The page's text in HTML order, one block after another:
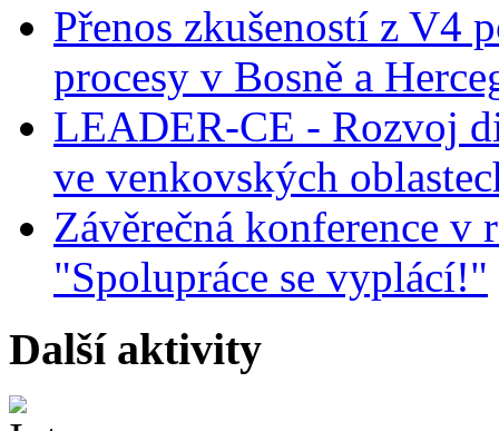
Přenos zkušeností z V4
procesy v Bosně a
LEADER-CE - Rozvoj
ve venkovských
Závěrečná konference v
"Spolupráce se vyplácí!"
Další aktivity